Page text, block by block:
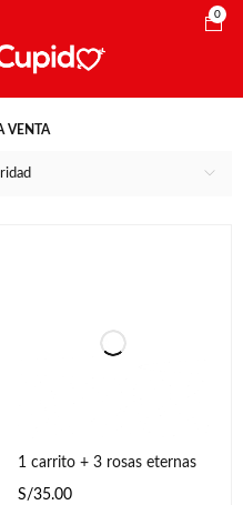
0
VENTA
1 carrito + 3 rosas eternas
S/35.00